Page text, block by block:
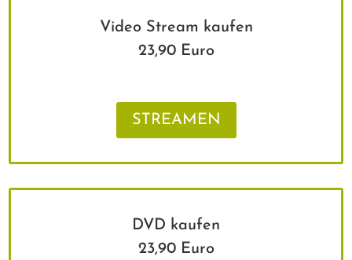
Video Stream kaufen
23,90 Euro
STREAMEN
DVD kaufen
23,90 Euro